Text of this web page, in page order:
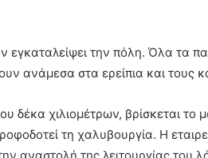
εγκαταλείψει την πόλη. Όλα τα
ανάμεσα στα ερείπια και τους
δέκα χιλιομέτρων, βρίσκεται το
τη χαλυβουργία. Η